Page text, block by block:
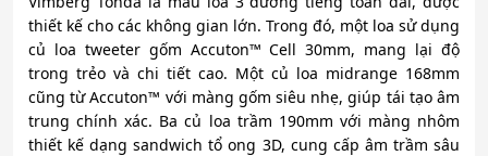
thiết kế cho các không gian lớn. Trong đó, một loa sử dụng
củ loa tweeter gốm Accuton™ Cell 30mm, mang lại độ
trong trẻo và chi tiết cao. Một củ loa midrange 168mm
cũng từ Accuton™ với màng gốm siêu nhẹ, giúp tái tạo âm
trung chính xác. Ba củ loa trầm 190mm với màng nhôm
thiết kế dạng sandwich tổ ong 3D, cung cấp âm trầm sâu